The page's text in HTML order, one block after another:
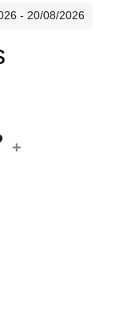
- 20/08/2026
+